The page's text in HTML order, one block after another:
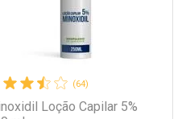
(64)
Loção Capilar 5%